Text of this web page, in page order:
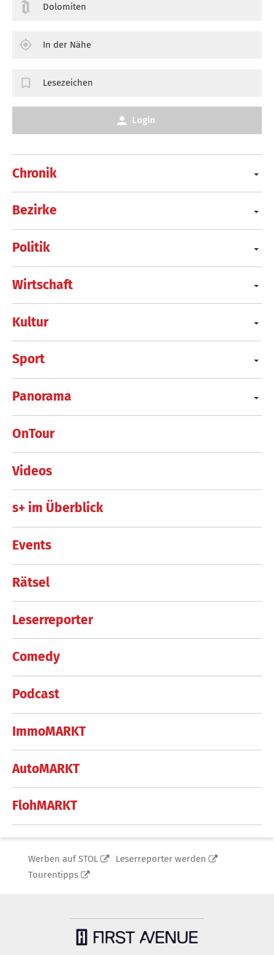
Chronik
Bezirke
Politik
Wirtschaft
Kultur
Sport
Panorama
OnTour
Videos
s+ im Überblick
Events
Rätsel
Leserreporter
Comedy
Podcast
ImmoMARKT
AutoMARKT
FlohMARKT
Dolomiten
In der Nähe
Lesezeichen
Login
Werben auf STOL
Leserreporter werden
Tourentipps